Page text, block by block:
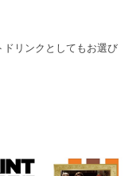
リンクとしてもお選び